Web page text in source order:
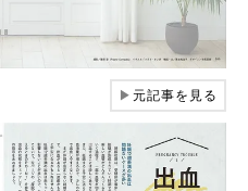
▶元記事を見る